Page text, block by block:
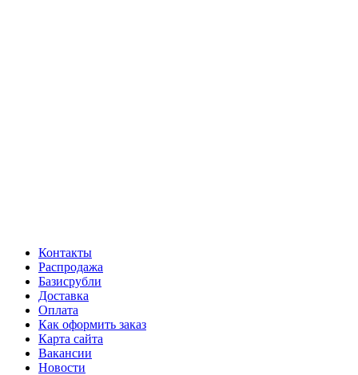
Контакты
Распродажа
Базисрубли
Доставка
Оплата
Как оформить заказ
Карта сайта
Вакансии
Новости